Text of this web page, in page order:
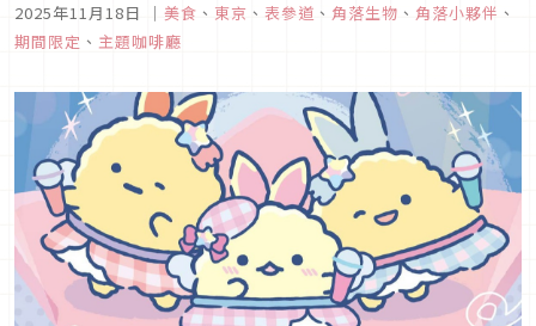
物，如果你也是這部作品的粉絲，可千萬別錯過近期在東京表參
道開設的主題咖啡廳「なんでもいきもの ～Cafe Nanmono
2025年11月18日 ｜ 美食 、 東京 、 表參道 、 角落生物 、 角落小夥伴 、
期間限定 、 主題咖啡廳